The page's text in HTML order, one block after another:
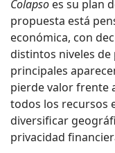
Colapso es su plan
propuesta está
económica, con
distintos niveles
principales
pierde valor frente
todos los recursos
diversificar
privacidad